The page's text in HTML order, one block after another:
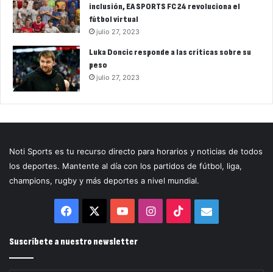
inclusión, EA SPORTS FC 24 revoluciona el
fútbol virtual
julio 27, 2023
Luka Doncic responde a las críticas sobre su
peso
julio 27, 2023
Noti Sports es tu recurso directo para horarios y noticias de todos
los deportes. Mantente al día con los partidos de fútbol, liga,
champions, rugby y más deportes a nivel mundial.
Facebook YouTubeInstagram
TikTokCorreo
Suscríbete a nuestro newsletter